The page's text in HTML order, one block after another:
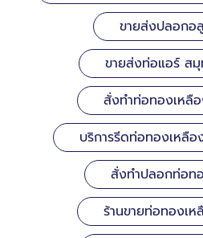
ขายส่งปลอกอ
ขายส่งท่อแอร์ สมุ
สั่งทำท่อทองเหลื
บริการรีดท่อทองเหลือ
สั่งทำปลอกท่อท
ร้านขายท่อทองเห